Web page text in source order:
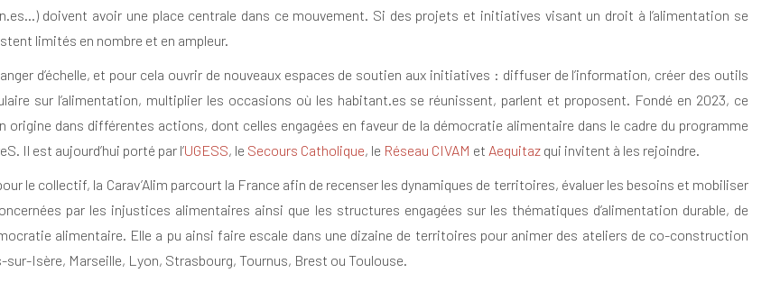
doivent avoir une place centrale dans ce mouvement. Si des projets et initiatives visant un droit à l’alimentation se
limités en nombre et en ampleur.
d’échelle, et pour cela ouvrir de nouveaux espaces de soutien aux initiatives : diffuser de l’information, créer des outils
sur l’alimentation, multiplier les occasions où les habitant.es se réunissent, parlent et proposent. Fondé en 2023, ce
origine dans différentes actions, dont celles engagées en faveur de la démocratie alimentaire dans le cadre du programme
Il est aujourd’hui porté par l’UGESS, le Secours Catholique, le Réseau CIVAM et Aequitaz qui invitent à les rejoindre.
le collectif, la Carav’Alim parcourt la France afin de recenser les dynamiques de territoires, évaluer les besoins et mobiliser
par les injustices alimentaires ainsi que les structures engagées sur les thématiques d’alimentation durable, de
alimentaire. Elle a pu ainsi faire escale dans une dizaine de territoires pour animer des ateliers de co-construction
sur-Isère, Marseille, Lyon, Strasbourg, Tournus, Brest ou Toulouse.